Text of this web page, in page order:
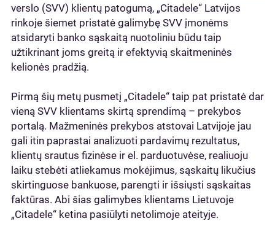
verslo (SVV) klientų patogumą, „Citadele“ Latvijos
rinkoje šiemet pristatė galimybę SVV įmonėms
atsidaryti banko sąskaitą nuotoliniu būdu taip
užtikrinant joms greitą ir efektyvią skaitmeninės
kelionės pradžią.
Pirmą šių metų pusmetį „Citadele“ taip pat pristatė dar
vieną SVV klientams skirtą sprendimą – prekybos
portalą. Mažmeninės prekybos atstovai Latvijoje jau
gali itin paprastai analizuoti pardavimų rezultatus,
klientų srautus fizinėse ir el. parduotuvėse, realiuoju
laiku stebėti atliekamus mokėjimus, sąskaitų likučius
skirtinguose bankuose, parengti ir išsiųsti sąskaitas
faktūras. Abi šias galimybes klientams Lietuvoje
„Citadele“ ketina pasiūlyti netolimoje ateityje.